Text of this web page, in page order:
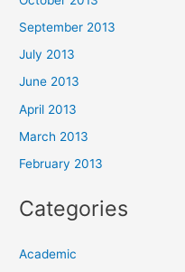
September 2013
July 2013
June 2013
April 2013
March 2013
February 2013
Categories
Academic